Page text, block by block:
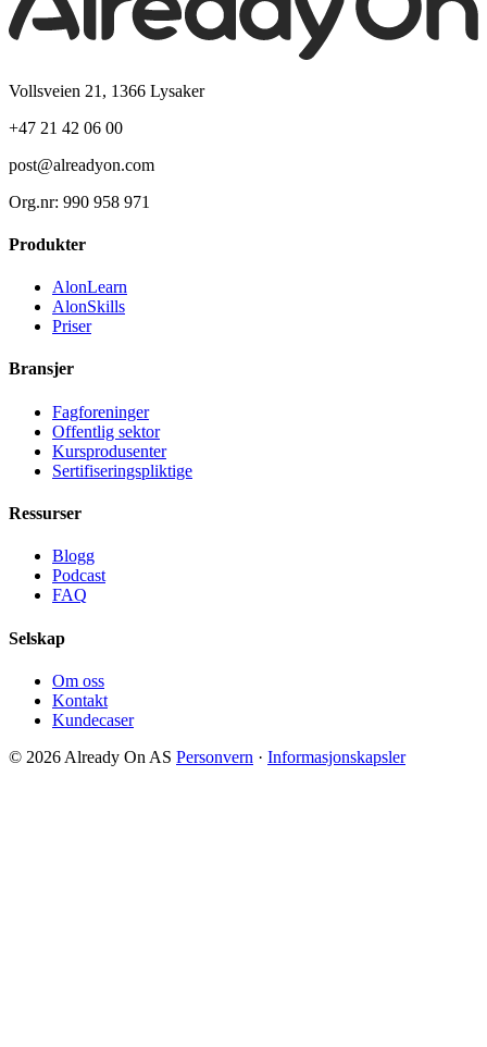
Vollsveien 21, 1366 Lysaker
+47 21 42 06 00
post@alreadyon.com
Org.nr: 990 958 971
Produkter
AlonLearn
AlonSkills
Priser
Bransjer
Fagforeninger
Offentlig sektor
Kursprodusenter
Sertifiseringspliktige
Ressurser
Blogg
Podcast
FAQ
Selskap
Om oss
Kontakt
Kundecaser
© 2026 Already On AS Personvern · Informasjonskapsler